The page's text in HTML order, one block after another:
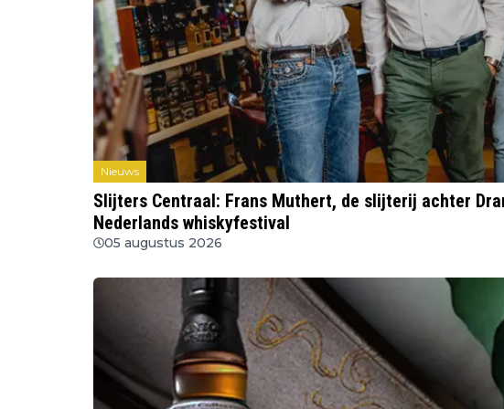
Nieuws
Slijters Centraal: Frans Muthert, de slijterij achter
Nederlands whiskyfestival
05 augustus 2026